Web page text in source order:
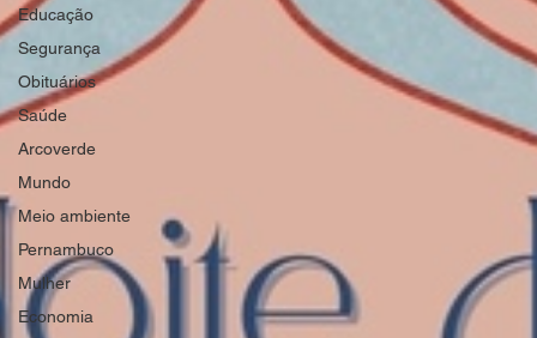
Educação
Segurança
Obituários
Saúde
Arcoverde
Mundo
Meio ambiente
Pernambuco
Mulher
Economia